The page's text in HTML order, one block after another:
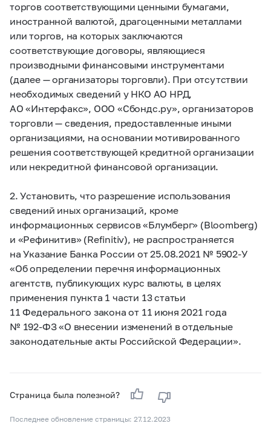
торгов соответствующими ценными бумагами,
иностранной валютой, драгоценными металлами
или торгов, на которых заключаются
соответствующие договоры, являющиеся
производными финансовыми инструментами
(далее — организаторы торговли). При отсутствии
необходимых сведений у НКО АО НРД,
АО «Интерфакс», ООО «Сбондс.ру», организаторов
торговли — сведения, предоставленные иными
организациями, на основании мотивированного
решения соответствующей кредитной организации
или некредитной финансовой организации.
2. Установить, что разрешение использования
сведений иных организаций, кроме
информационных сервисов «Блумберг» (Bloomberg)
и «Рефинитив» (Refinitiv), не распространяется
на Указание Банка России от 25.08.2021 № 5902-У
«Об определении перечня информационных
агентств, публикующих курс валюты, в целях
применения пункта 1 части 13 статьи
11 Федерального закона от 11 июня 2021 года
№ 192-ФЗ«О внесении изменений в отдельные
законодательные акты Российской Федерации».
Страница была полезной?
Последнее обновление страницы: 27.12.2023